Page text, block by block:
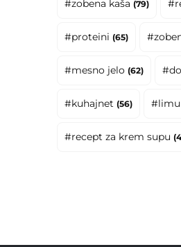
#zobena kaša(79)
#proteini(65)
#mesno jelo(62)
#kuhajnet(56)
#recept za krem supu